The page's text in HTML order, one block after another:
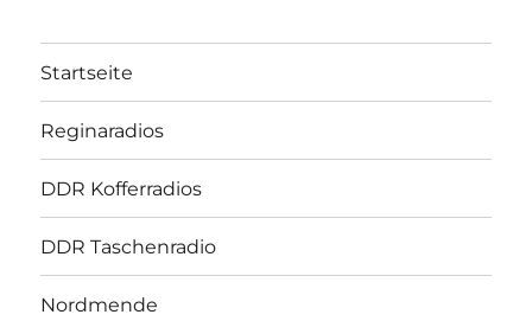
Startseite
Reginaradios
DDR Kofferradios
DDR Taschenradio
Nordmende